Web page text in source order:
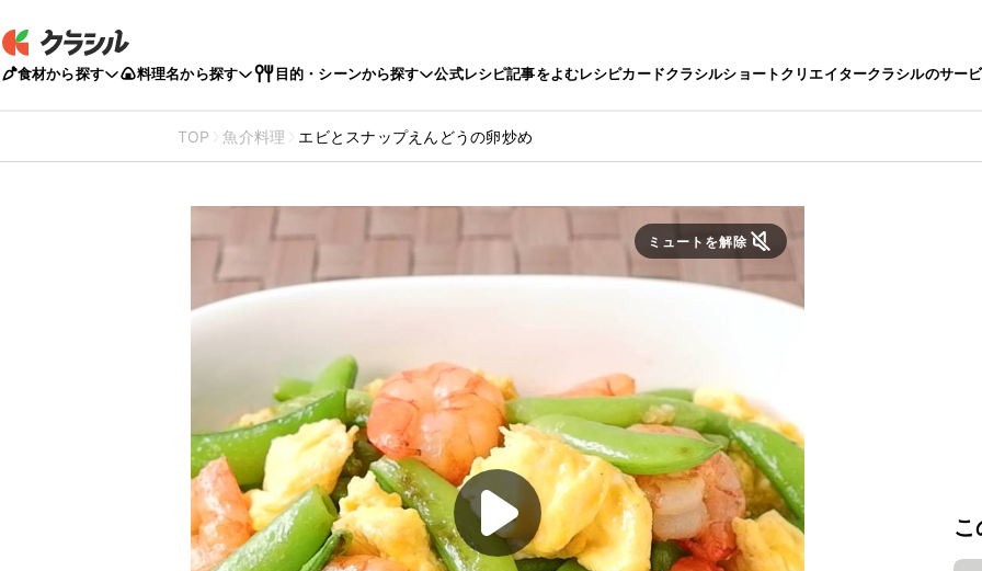
食材から探す 料理名から探す 目的・シーンから探す 公式レシピ記事をよむレシピカードクラシルショートクリエイタークラシルのサー
TOP 魚介料理 エビとスナップえんどうの卵炒め
ミュートを解除